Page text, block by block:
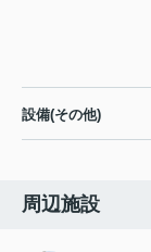
設備(その他)
周辺施設